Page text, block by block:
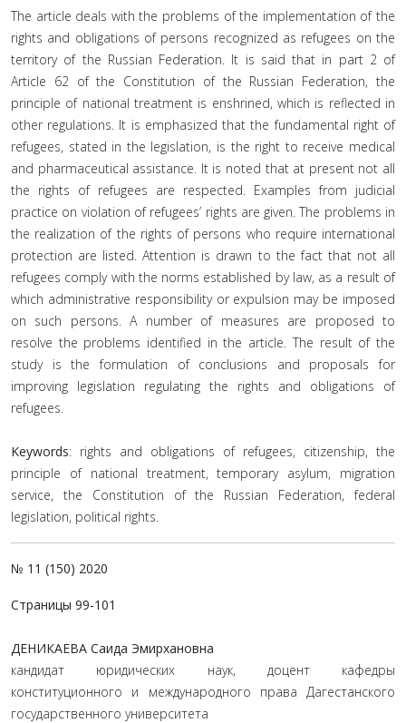
The article deals with the problems of the implementation of the
rights and obligations of persons recognized as refugees on the
territory of the Russian Federation. It is said that in part 2 of
Article 62 of the Constitution of the Russian Federation, the
principle of national treatment is enshrined, which is reflected in
other regulations. It is emphasized that the fundamental right of
refugees, stated in the legislation, is the right to receive medical
and pharmaceutical assistance. It is noted that at present not all
the rights of refugees are respected. Examples from judicial
practice on violation of refugees’ rights are given. The problems in
the realization of the rights of persons who require international
protection are listed. Attention is drawn to the fact that not all
refugees comply with the norms established by law, as a result of
which administrative responsibility or expulsion may be imposed
on such persons. A number of measures are proposed to
resolve the problems identified in the article. The result of the
study is the formulation of conclusions and proposals for
improving legislation regulating the rights and obligations of
refugees.
Keywords: rights and obligations of refugees, citizenship, the
principle of national treatment, temporary asylum, migration
service, the Constitution of the Russian Federation, federal
legislation, political rights.
№ 11 (150) 2020
Страницы 99-101
ДЕНИКАЕВА Саида Эмирхановна
кандидат юридических наук, доцент кафедры
конституционного и международного права Дагестанского
государственного университета